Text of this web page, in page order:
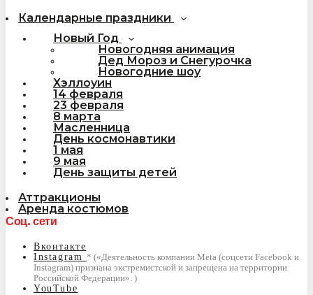
Календарные праздники
Новый Год
Новогодняя анимация
Дед Мороз и Снегурочка
Новогодние шоу
Хэллоуин
14 февраля
23 февраля
8 марта
Масленница
День космонавтики
1 мая
9 мая
День защиты детей
Аттракционы
Аренда костюмов
Соц. сети
Вконтакте
Instagram
YouTube